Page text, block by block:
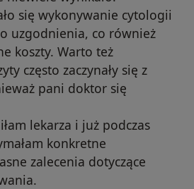
się wykonywanie cytologii
uzgodnienia, co również
koszty. Warto też
często zaczynały się z
pani doktor się
lekarza i już podczas
konkretne
zalecenia dotyczące